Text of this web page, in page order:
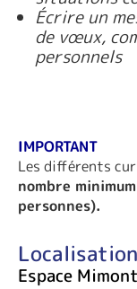
Écrire un
de vœux,
personnels
IMPORTANT
Les différents
nombre
personnes).
Localisation
Espace Mimont